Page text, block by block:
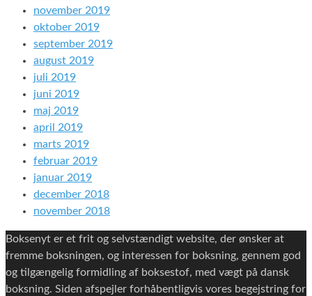
november 2019
oktober 2019
september 2019
august 2019
juli 2019
juni 2019
maj 2019
april 2019
marts 2019
februar 2019
januar 2019
december 2018
november 2018
Boksenyt er et frit og selvstændigt website, der ønsker at
fremme boksningen, og interessen for boksning, gennem god
og tilgængelig formidling af boksestof, med vægt på dansk
boksning. Siden afspejler forhåbentligvis vores begejstring for